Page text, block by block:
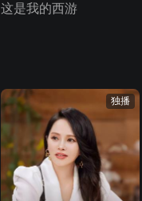
这是我的西游
独播